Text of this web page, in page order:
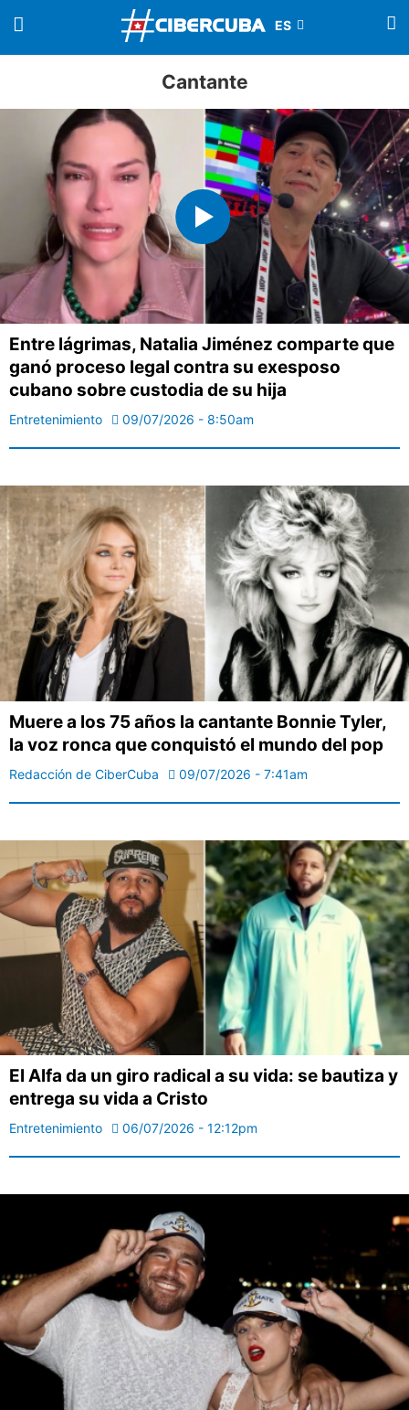
Cantante
Entre lágrimas, Natalia Jiménez comparte que
ganó proceso legal contra su exesposo
cubano sobre custodia de su hija
Entretenimiento 09/07/2026 - 8:50am
Muere a los 75 años la cantante Bonnie Tyler,
la voz ronca que conquistó el mundo del pop
Redacción de CiberCuba 09/07/2026 - 7:41am
El Alfa da un giro radical a su vida: se bautiza y
entrega su vida a Cristo
Entretenimiento 06/07/2026 - 12:12pm